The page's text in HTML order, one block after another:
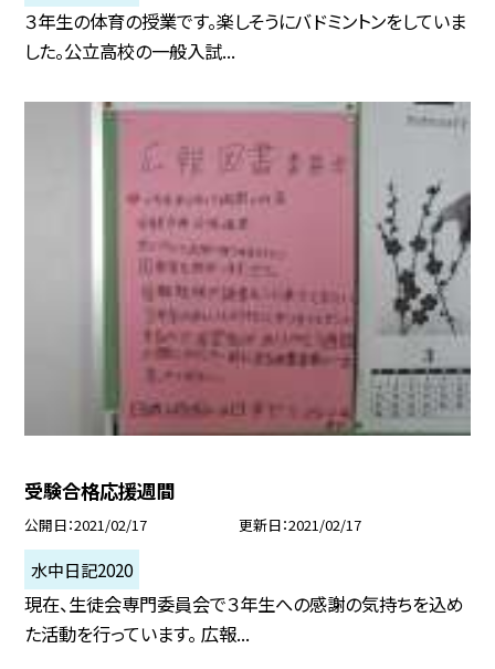
３年生の体育の授業です。楽しそうにバドミントンをしていま
した。公立高校の一般入試...
受験合格応援週間
公開日 2021/02/17 更新日 2021/02/17
水中日記2020
現在、生徒会専門委員会で３年生への感謝の気持ちを込め
た活動を行っています。 広報...